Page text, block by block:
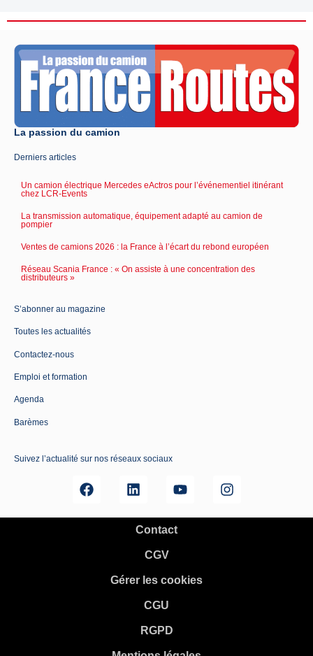
La passion du camion
Derniers articles
Un camion électrique Mercedes eActros pour l’événementiel itinérant
chez LCR-Events
La transmission automatique, équipement adapté au camion de
pompier
Ventes de camions 2026 : la France à l’écart du rebond européen
Réseau Scania France : « On assiste à une concentration des
distributeurs »
S’abonner au magazine
Toutes les actualités
Contactez-nous
Emploi et formation
Agenda
Barèmes
Suivez l’actualité sur nos réseaux sociaux
Contact
CGV
Gérer les cookies
CGU
RGPD